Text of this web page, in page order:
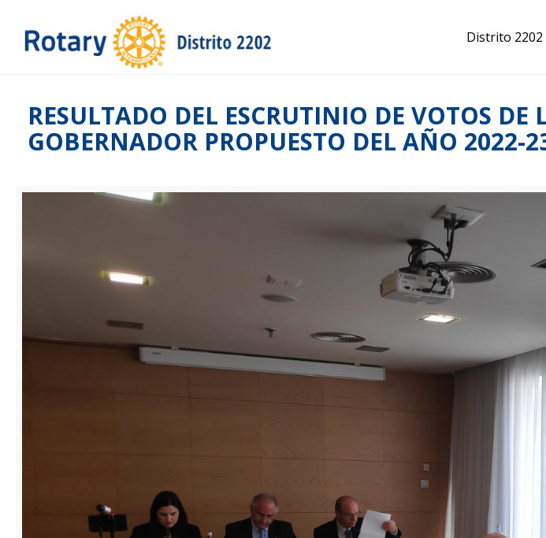
Distrito 2202
RESULTADO DEL ESCRUTINIO DE VOTOS DE
GOBERNADOR PROPUESTO DEL AÑO 2022-